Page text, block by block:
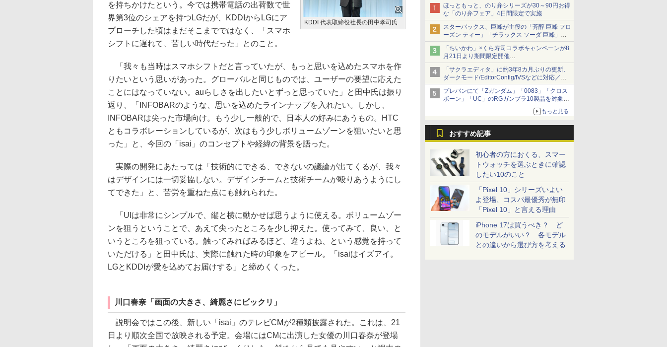
ほっともっと、のり弁シリーズが30～90円お得
な「のり弁フェア」4日間限定で実施
スターバックス、巨峰が主役の「芳醇 巨峰 フロ
ーズン ティー」「チラックス ソーダ 巨峰」発
売
「ちいかわ」×くら寿司コラボキャンペーンが8
月21日より期間限定開催
オリジナルの湯呑みや寿司皿が景品に登場！
「サクラエディタ」に約3年8カ月ぶりの更新、
ダークモード/EditorConfig/IVSなどに対応／複
数の脆弱性に対処したセキュリティアップデー
ト
プレバンにて「Zガンダム」「0083」「クロス
ボーン」「UC」のRGガンプラ10製品を対象に
した抽選販売が8月10日11時より実施！
もっと見る
おすすめ記事
初心者の方におくる、スマー
トウォッチを選ぶときに確認
したい10のこと
「Pixel 10」シリーズいよい
よ登場、コスパ最優秀が無印
「Pixel 10」と言える理由
iPhone 17は買うべき？ ど
のモデルがいい？ 各モデル
との違いから選び方を考える
KDDI 代表取締役社長の田中孝司氏
を持ちかけたという。今では携帯電話の出荷数で世
界第3位のシェアを持つLGだが、KDDIからLGにア
プローチした頃はまだそこまでではなく、「スマホ
シフトに遅れて、苦しい時代だった」とのこと。
「我々も当時はスマホシフトだと言っていたが、もっと思いを込めたスマホを作
りたいという思いがあった。グローバルと同じものでは、ユーザーの要望に応えた
ことにはなっていない。auらしさを出したいとずっと思っていた」と田中氏は振り
返り、「INFOBARのような、思いを込めたラインナップを入れたい。しかし、
INFOBARは尖った市場向け。もう少し一般的で、日本人の好みにあうもの。HTC
ともコラボレーションしているが、次はもう少しボリュームゾーンを狙いたいと思
った」と、今回の「isai」のコンセプトや経緯の背景を語った。
実際の開発にあたっては「技術的にできる、できないの議論が出てくるが、我々
はデザインには一切妥協しない。デザインチームと技術チームが殴りあうようにし
てできた」と、苦労を重ねた点にも触れられた。
「UIは非常にシンプルで、縦と横に動かせば思うように使える。ボリュームゾー
ンを狙うということで、あえて尖ったところを少し抑えた。使ってみて、良い、と
いうところを狙っている。触ってみればみるほど、違うよね、という感覚を持って
いただける」と田中氏は、実際に触れた時の印象をアピール。「isaiはイズアイ。
LGとKDDIが愛を込めてお届けする」と締めくくった。
川口春奈「画面の大きさ、綺麗さにビックリ」
説明会ではこの後、新しい「isai」のテレビCMが2種類披露された。これは、21
日より順次全国で放映される予定。会場にはCMに出演した女優の川口春奈が登場